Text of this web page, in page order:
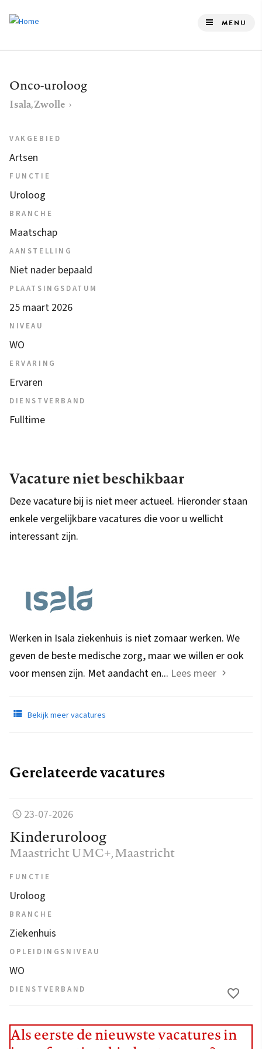
de
gaan
MENU
Onco-uroloog
Isala, Zwolle
VAKGEBIED
Artsen
FUNCTIE
Uroloog
BRANCHE
Maatschap
AANSTELLING
Niet nader bepaald
PLAATSINGSDATUM
25 maart 2026
NIVEAU
WO
ERVARING
Ervaren
DIENSTVERBAND
Fulltime
Vacature niet beschikbaar
Deze vacature bij is niet meer actueel. Hieronder staan
enkele vergelijkbare vacatures die voor u wellicht
interessant zijn.
Werken in Isala ziekenhuis is niet zomaar werken. We
geven de beste medische zorg, maar we willen er ook
voor mensen zijn. Met aandacht en... Lees meer
Bekijk meer vacatures
Gerelateerde vacatures
23-07-2026
Kinderuroloog
Maastricht UMC+, Maastricht
FUNCTIE
Uroloog
BRANCHE
Ziekenhuis
OPLEIDINGSNIVEAU
WO
DIENSTVERBAND
Als eerste de nieuwste vacatures in